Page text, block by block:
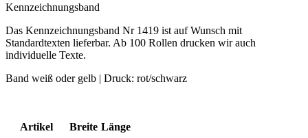
Kennzeichnungsband
Das Kennzeichnungsband Nr 1419 ist auf Wunsch mit
Standardtexten lieferbar. Ab 100 Rollen drucken wir auch
individuelle Texte.
Band weiß oder gelb | Druck: rot/schwarz
Artikel Breite Länge